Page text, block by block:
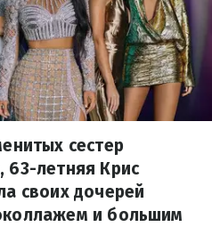
сестер
летняя Крис
своих дочерей
и большим